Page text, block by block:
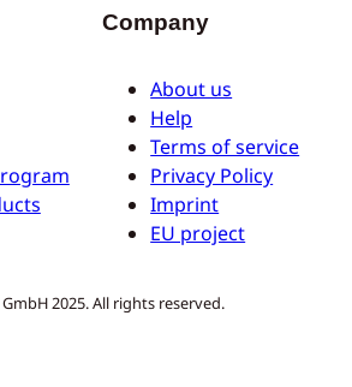
Company
About us
Help
Terms of service
Privacy Policy
Imprint
EU project
2025. All rights reserved.